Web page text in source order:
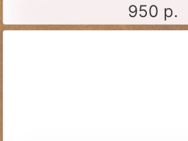
950 р.